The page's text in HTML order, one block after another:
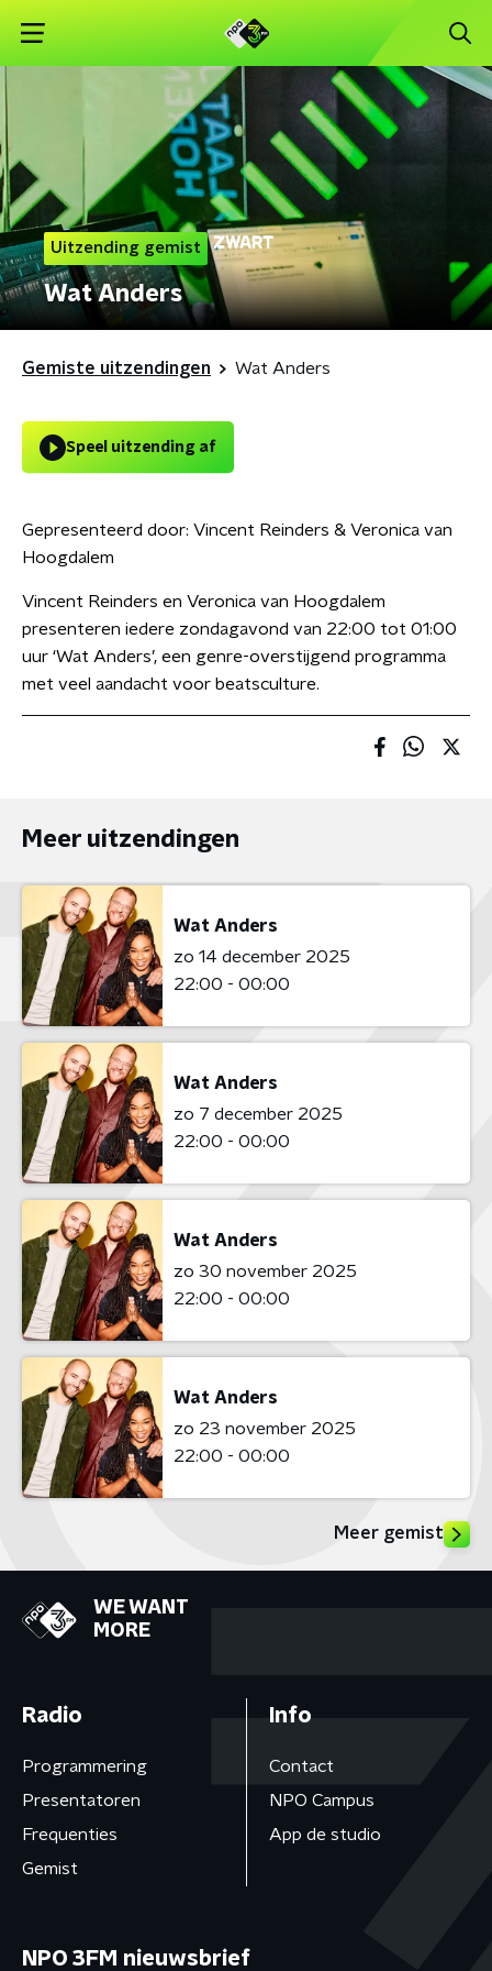
Uitzending gemist
Wat Anders
Gemiste uitzendingen Wat Anders
Speel uitzending af
Gepresenteerd door: Vincent Reinders & Veronica van
Hoogdalem
Vincent Reinders en Veronica van Hoogdalem
presenteren iedere zondagavond van 22:00 tot 01:00
uur ‘Wat Anders’, een genre-overstijgend programma
met veel aandacht voor beatsculture.
Meer uitzendingen
Wat Anders
zo 14 december 2025
22:00 - 00:00
Wat Anders
zo 7 december 2025
22:00 - 00:00
Wat Anders
zo 30 november 2025
22:00 - 00:00
Wat Anders
zo 23 november 2025
22:00 - 00:00
Meer gemist
WE WANT
MORE
Radio
Programmering
Presentatoren
Frequenties
Gemist
Info
Contact
NPO Campus
App de studio
NPO 3FM nieuwsbrief